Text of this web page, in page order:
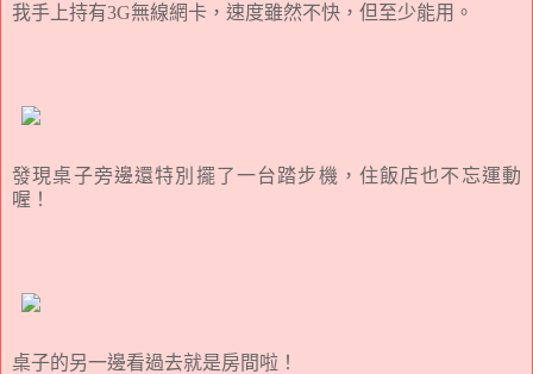
我手上持有3G無線網卡，速度雖然不快，但至少能用。
發現桌子旁邊還特別擺了一台踏步機，住飯店也不忘運動
喔！
桌子的另一邊看過去就是房間啦！